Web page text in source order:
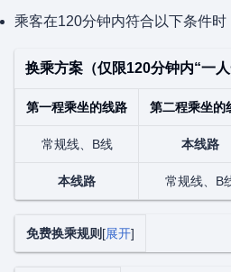
乘客在120分钟内符合以下条件时
换乘方案（仅限120分钟内“一人
第一程乘坐的线路 第二程乘坐的
常规线、B线
本线路
本线路
常规线、B
展开
免费换乘规则